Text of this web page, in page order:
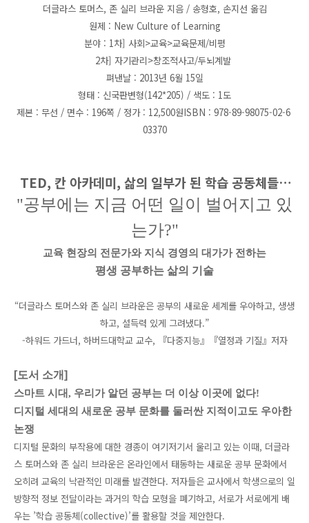
더글라스 토머스, 존 실리 브라운 지음 / 송형호, 손지선 옮김
원제 : New Culture of Learning
분야 : 1차] 사회>교육>교육문제/비평
2차] 자기관리>창조적사고/두뇌계발
펴낸날 : 2013년 6월 15일
형태 : 신국판변형(142*205) / 색도 : 1도
제본 : 무선 / 면수 : 196쪽 / 정가 : 12,500원ISBN : 978-89-98075-02-6
03370
TED, 칸 아카데미, 삶의 일부가 된 학습 공동체들…
"공부에는 지금 어떤 일이 벌어지고 있
는가?"
교육 현장의 전문가와 지식 경영의 대가가 전하는
평생 공부하는 삶의 기술
“더글라스 토머스와 존 실리 브라운은 공부의 새로운 세계를 우아하고, 생생
하고, 설득력 있게 그려냈다.”
-하워드 가드너, 하버드대학교 교수, 『다중지능』『열정과 기질』저자
[도서 소개]
스마트 시대, 우리가 알던 공부는 더 이상 이곳에 없다!
디지털 세대의 새로운 공부 문화를 둘러싼 지적이고도 우아한
논쟁
디지털 문화의 부작용에 대한 경종이 여기저기서 울리고 있는 이때, 더글라
스 토머스와 존 실리 브라운은 온라인에서 태동하는 새로운 공부 문화에서
오히려 교육의 낙관적인 미래를 발견한다. 저자들은 교사에서 학생으로의 일
방향적 정보 전달이라는 과거의 학습 모형을 폐기하고, 서로가 서로에게 배
우는 ’학습 공동체(collective)’를 활용할 것을 제안한다.